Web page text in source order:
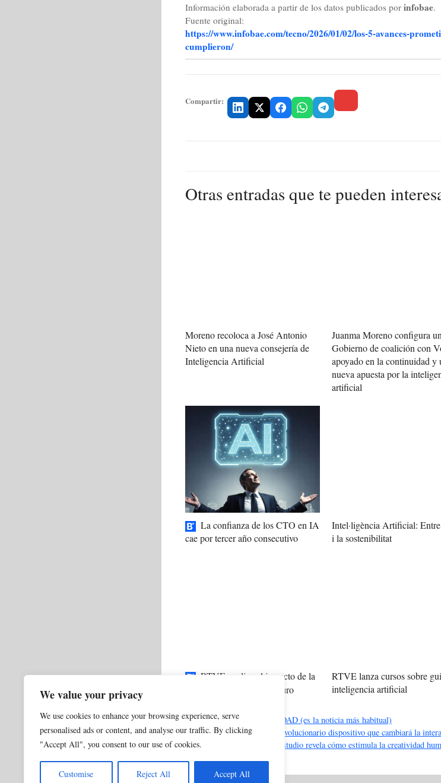
We value your privacy
We use cookies to enhance your browsing experience, serve
personalised ads or content, and analyse our traffic. By clicking
"Accept All", you consent to our use of cookies.
Customise Reject All Accept All
Información elaborada a partir de los datos publicados por infobae.
Fuente original:
https://www.infobae.com/tecno/2026/01/02/los-5-avances-
cumplieron/
Compartir:
Otras entradas que te pueden
Moreno recoloca a José Antonio
Nieto en una nueva consejería de
Inteligencia Artificial
Juanma Moreno configura un
Gobierno de coalición con
apoyado en la continuidad y
nueva apuesta por la
artificial
La confianza de los CTO en IA
cae por tercer año consecutivo
Intel·ligència Artificial: Entre
i la sostenibilitat
RTVE analiza el impacto de la
IA en el Telediario del futuro
RTVE lanza cursos sobre
inteligencia artificial
Categorías
0 NORMAL ACTUALIDAD (es la noticia más habitual)
OpenAI y Jony Ive: El revolucionario dispositivo que cambiará la
La IA como aliada: Un estudio revela cómo estimula la creatividad